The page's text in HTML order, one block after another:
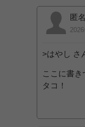
匿名
>はやし さ
ここに書
タコ！